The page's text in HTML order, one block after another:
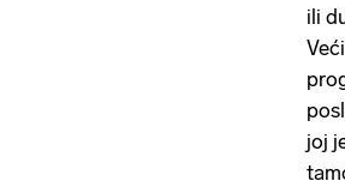
ili
joj